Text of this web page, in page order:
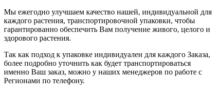
Мы ежегодно улучшаем качество нашей, индивидуальной для
каждого растения, транспортировочной упаковки, чтобы
гарантированно обеспечить Вам получение живого, целого и
здорового растения.
Так как подход к упаковке индивидуален для каждого Заказа,
более подробно уточнить как будет транспортироваться
именно Ваш заказ, можно у наших менеджеров по работе с
Регионами по телефону.